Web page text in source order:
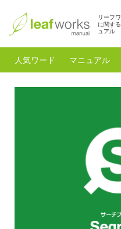
リーフ
に関す
ュアル
人気ワード マニュアル